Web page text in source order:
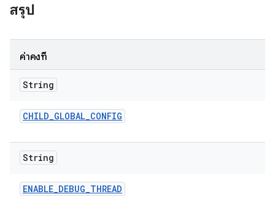
สรุป
ค่าคงที่
String
CHILD_GLOBAL_CONFIG
String
ENABLE_DEBUG_THREAD